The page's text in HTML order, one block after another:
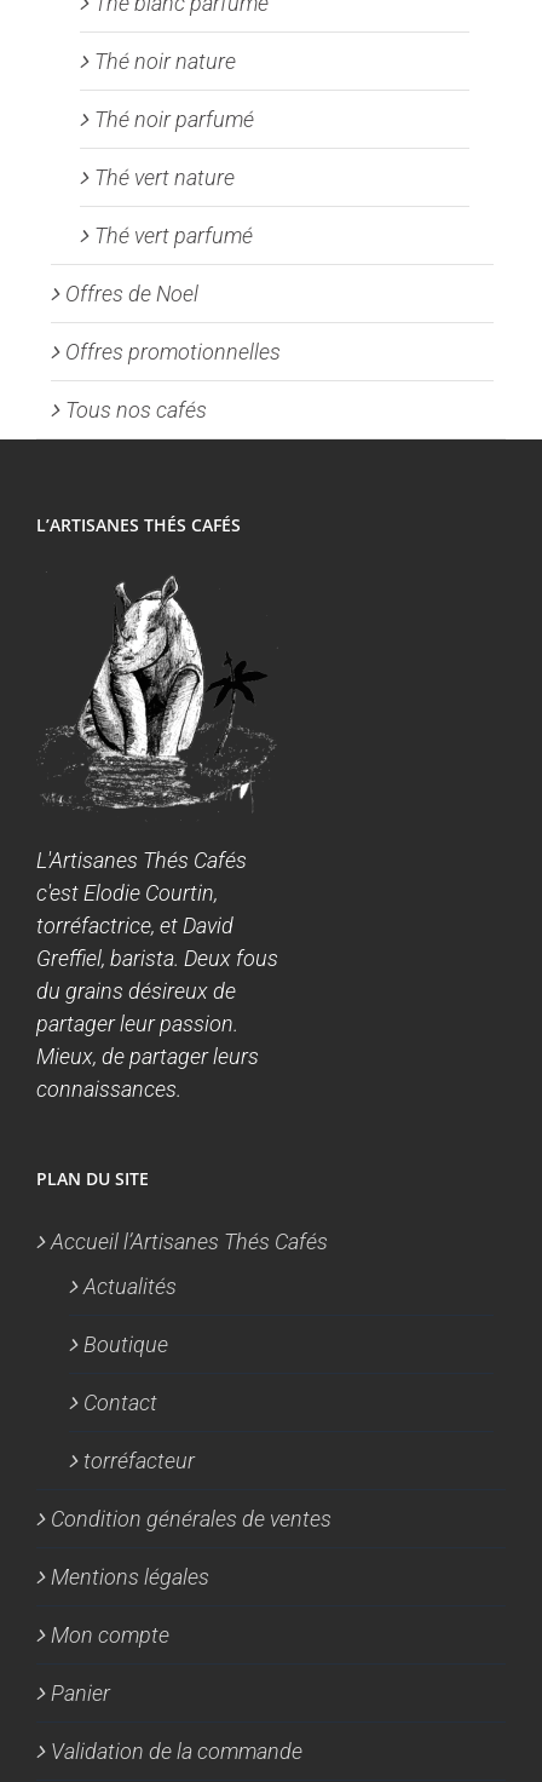
Thé noir nature
Thé noir parfumé
Thé vert nature
Thé vert parfumé
Offres de Noel
Offres promotionnelles
Tous nos cafés
L’ARTISANES THÉS CAFÉS
L'Artisanes Thés Cafés
c'est Elodie Courtin,
torréfactrice, et David
Greffiel, barista. Deux fous
du grains désireux de
partager leur passion.
Mieux, de partager leurs
connaissances.
PLAN DU SITE
Accueil l’Artisanes Thés Cafés
Actualités
Boutique
Contact
torréfacteur
Condition générales de ventes
Mentions légales
Mon compte
Panier
Validation de la commande